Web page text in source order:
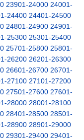
23901-24000 24001-
24400 24401-24500
24801-24900 24901-
25300 25301-25400
25701-25800 25801-
26200 26201-26300
26601-26700 26701-
27100 27101-27200
27501-27600 27601-
28000 28001-28100
28401-28500 28501-
28900 28901-29000
29301-29400 29401-